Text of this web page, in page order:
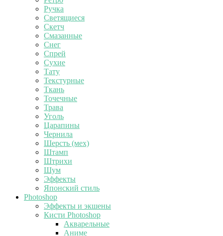
Ручка
Светящиеся
Скетч
Смазанные
Снег
Спрей
Сухие
Тату
Текстурные
Ткань
Точечные
Трава
Уголь
Царапины
Чернила
Шерсть (мех)
Штамп
Штрихи
Шум
Эффекты
Японский стиль
Photoshop
Эффекты и экшены
Кисти Photoshop
Акварельные
Аниме